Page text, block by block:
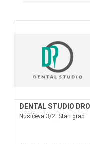
DENTAL STUDIO DRO
Nušićeva 3/2, Stari grad